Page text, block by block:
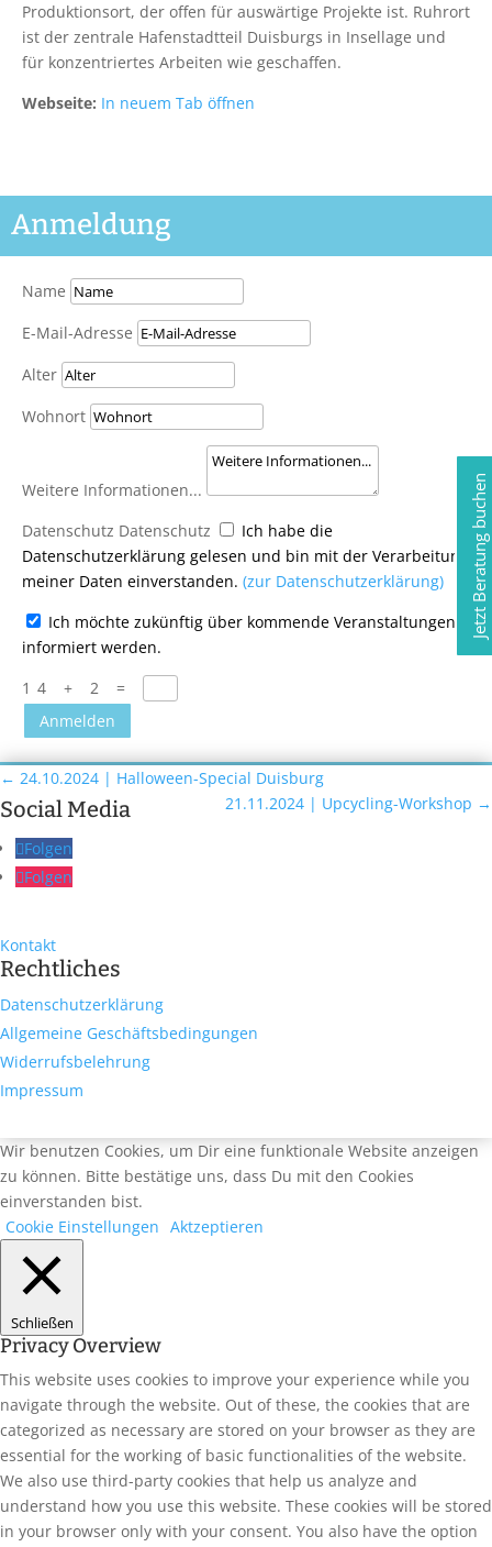
Produktionsort, der offen für auswärtige Projekte ist. Ruhrort
ist der zentrale Hafenstadtteil Duisburgs in Insellage und
für konzentriertes Arbeiten wie geschaffen.
Webseite: In neuem Tab öffnen
Anmeldung
Name
E-Mail-Adresse
Alter
Wohnort
Weitere Informationen...
Datenschutz Datenschutz
Ich habe die
Datenschutzerklärung gelesen und bin mit der Verarbeitung
meiner Daten einverstanden. (zur Datenschutzerklärung)
Ich möchte zukünftig über kommende Veranstaltungen
informiert werden.
14 + 2
=
Anmelden
← 24.10.2024 | Halloween-Special Duisburg
21.11.2024 | Upcycling-Workshop →
Social Media
Folgen
Folgen
Kontakt
Rechtliches
Datenschutzerklärung
Allgemeine Geschäftsbedingungen
Widerrufsbelehrung
Impressum
Jetzt Beratung buchen
Wir benutzen Cookies, um Dir eine funktionale Website anzeigen
zu können. Bitte bestätige uns, dass Du mit den Cookies
einverstanden bist.
Cookie Einstellungen Aktzeptieren
Schließen
Privacy Overview
This website uses cookies to improve your experience while you
navigate through the website. Out of these, the cookies that are
categorized as necessary are stored on your browser as they are
essential for the working of basic functionalities of the website.
We also use third-party cookies that help us analyze and
understand how you use this website. These cookies will be stored
in your browser only with your consent. You also have the option